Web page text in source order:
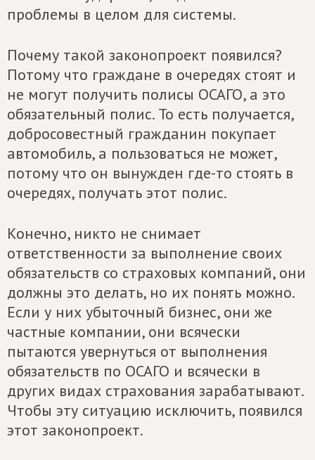
проблемы в целом для системы.
Почему такой законопроект появился?
Потому что граждане в очередях стоят и
не могут получить полисы ОСАГО, а это
обязательный полис. То есть получается,
добросовестный гражданин покупает
автомобиль, а пользоваться не может,
потому что он вынужден где-то стоять в
очередях, получать этот полис.
Конечно, никто не снимает
ответственности за выполнение своих
обязательств со страховых компаний, они
должны это делать, но их понять можно.
Если у них убыточный бизнес, они же
частные компании, они всячески
пытаются увернуться от выполнения
обязательств по ОСАГО и всячески в
других видах страхования зарабатывают.
Чтобы эту ситуацию исключить, появился
этот законопроект.